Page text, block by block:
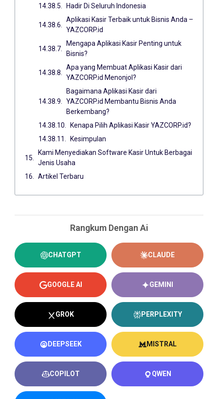
Hadir Di Seluruh Indonesia
Aplikasi Kasir Terbaik untuk Bisnis Anda –
YAZCORP.id
Mengapa Aplikasi Kasir Penting untuk
Bisnis?
Apa yang Membuat Aplikasi Kasir dari
YAZCORP.id Menonjol?
Bagaimana Aplikasi Kasir dari
YAZCORP.id Membantu Bisnis Anda
Berkembang?
Kenapa Pilih Aplikasi Kasir YAZCORP.id?
Kesimpulan
Kami Menyediakan Software Kasir Untuk Berbagai
Jenis Usaha
Artikel Terbaru
Rangkum Dengan Ai
CHATGPT CLAUDE
GOOGLE AI GEMINI
GROK PERPLEXITY
DEEPSEEK MISTRAL
COPILOT QWEN